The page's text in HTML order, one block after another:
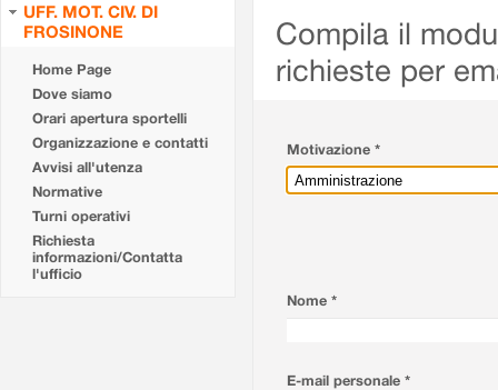
UFF. MOT. CIV. DI
FROSINONE
Home Page
Dove siamo
Orari apertura sportelli
Organizzazione e contatti
Avvisi all'utenza
Normative
Turni operativi
Richiesta
informazioni/Contatta
l'ufficio
Compila il
richieste per
Motivazione *
Nome *
E-mail personale *